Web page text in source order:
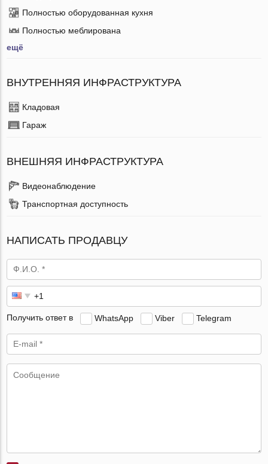
Полностью оборудованная кухня
Полностью меблирована
ещё
ВНУТРЕННЯЯ ИНФРАСТРУКТУРА
Кладовая
Гараж
ВНЕШНЯЯ ИНФРАСТРУКТУРА
Видеонаблюдение
Транспортная доступность
НАПИСАТЬ ПРОДАВЦУ
Получить ответ в WhatsApp Viber Telegram